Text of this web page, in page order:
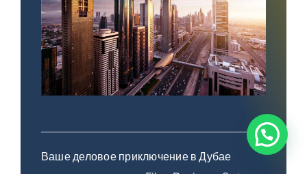
Ваше деловое приключение в Дубае